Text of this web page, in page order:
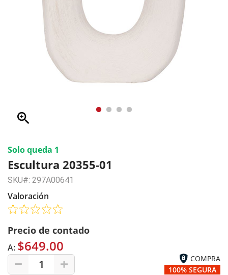
zoom_in
Solo queda 1
Escultura 20355-01
SKU#: 297A00641
Valoración
Precio de contado
A: $649.00
1
COMPRA
100% SEGURA